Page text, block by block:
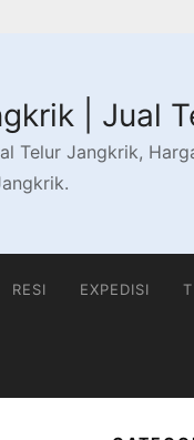
| Jual
Telur Jangkrik,
RESI EXPEDISI